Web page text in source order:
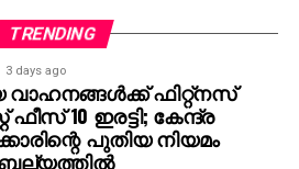
വയര്‍ഡ് ഫാസ്റ്റ് ചാര്‍ജിംഗ്
സവിശേഷതകള്‍ R സീരീസില്‍
ചാര്‍ജിംഗ് പിന്തുണ
തുടരാനാണ് സാധ്യത.
ബ്ലാക്ക്, ഫ്‌ളാഷ് വൈറ്റ്,
TRENDING
3 days ago
വാഹനങ്ങള്‍ക്ക് ഫിറ്റ്‌നസ്
ഫീസ് 10 ഇരട്ടി; കേന്ദ്ര
പുതിയ നിയമം